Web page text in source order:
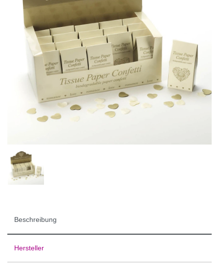
Beschreibung
Hersteller